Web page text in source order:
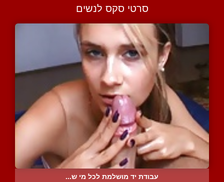
סרטי סקס לנשים
עבודת יד מושלמת לכל מי ש...